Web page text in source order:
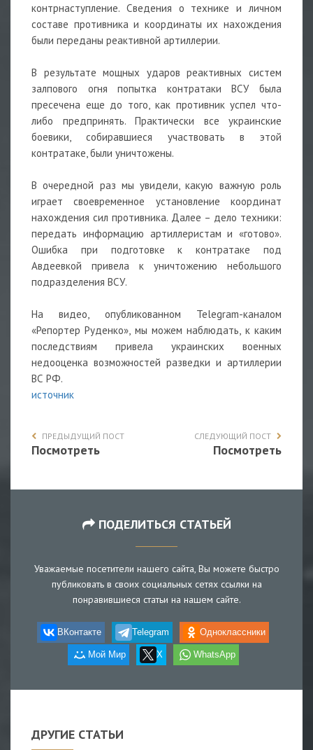
контрнаступление. Сведения о технике и личном
составе противника и координаты их нахождения
были переданы реактивной артиллерии.
В результате мощных ударов реактивных систем
залпового огня попытка контратаки ВСУ была
пресечена еще до того, как противник успел что-
либо предпринять. Практически все украинские
боевики, собиравшиеся участвовать в этой
контратаке, были уничтожены.
В очередной раз мы увидели, какую важную роль
играет своевременное установление координат
нахождения сил противника. Далее – дело техники:
передать информацию артиллеристам и «готово».
Ошибка при подготовке к контратаке под
Авдеевкой привела к уничтожению небольшого
подразделения ВСУ.
На видео, опубликованном Telegram-каналом
«Репортер Руденко», мы можем наблюдать, к каким
последствиям привела украинских военных
недооценка возможностей разведки и артиллерии
ВС РФ.
источник
ПРЕДЫДУЩИЙ ПОСТ
Посмотреть
СЛЕДУЮЩИЙ ПОСТ
Посмотреть
ПОДЕЛИТЬСЯ СТАТЬЕЙ
Уважаемые посетители нашего сайта, Вы можете быстро
публиковать в своих социальных сетях ссылки на
понравившиеся статьи на нашем сайте.
ВКонтакте Telegram Одноклассники
Мой Мир X WhatsApp
ДРУГИЕ СТАТЬИ